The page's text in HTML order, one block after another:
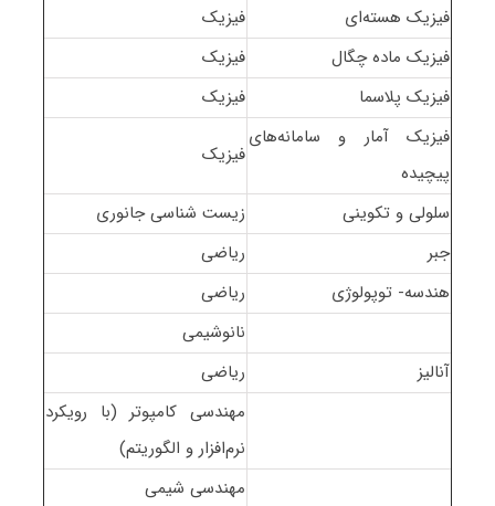
فیزیک هسته‌ای
فیزیک
فیزیک ماده چگال
فیزیک
فیزیک پلاسما
فیزیک
فیزیک آمار و سامانه‌های
پیچیده
فیزیک
سلولی و تکوینی
زیست شناسی جانوری
جبر
ریاضی
هندسه- توپولوژی
ریاضی
نانوشیمی
آنالیز
ریاضی
مهندسی کامپوتر (با رویکرد
نرم‌افزار و الگوریتم)
مهندسی شیمی